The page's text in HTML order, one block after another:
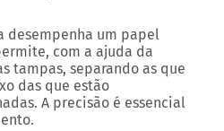
desempenha um papel
com a ajuda da
tampas, separando as que
das que estão
A precisão é essencial